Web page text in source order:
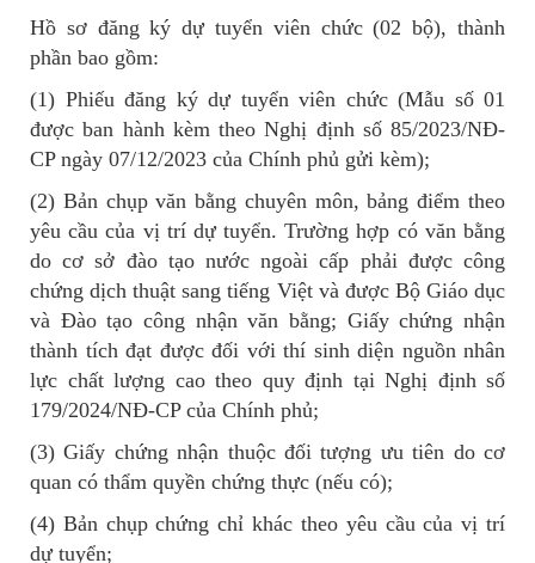
Hồ sơ đăng ký dự tuyển viên chức (02 bộ), thành
phần bao gồm:
(1) Phiếu đăng ký dự tuyển viên chức (Mẫu số 01
được ban hành kèm theo Nghị định số 85/2023/NĐ-
CP ngày 07/12/2023 của Chính phủ gửi kèm);
(2) Bản chụp văn bằng chuyên môn, bảng điểm theo
yêu cầu của vị trí dự tuyển. Trường hợp có văn bằng
do cơ sở đào tạo nước ngoài cấp phải được công
chứng dịch thuật sang tiếng Việt và được Bộ Giáo dục
và Đào tạo công nhận văn bằng; Giấy chứng nhận
thành tích đạt được đối với thí sinh diện nguồn nhân
lực chất lượng cao theo quy định tại Nghị định số
179/2024/NĐ-CP của Chính phủ;
(3) Giấy chứng nhận thuộc đối tượng ưu tiên do cơ
quan có thẩm quyền chứng thực (nếu có);
(4) Bản chụp chứng chỉ khác theo yêu cầu của vị trí
dự tuyển;